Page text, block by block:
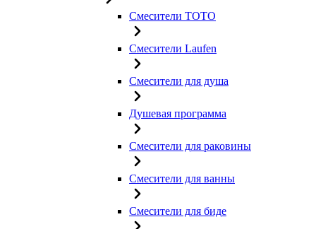
Смесители TOTO
Смесители Laufen
Смесители для душа
Душевая программа
Смесители для раковины
Смесители для ванны
Смесители для биде